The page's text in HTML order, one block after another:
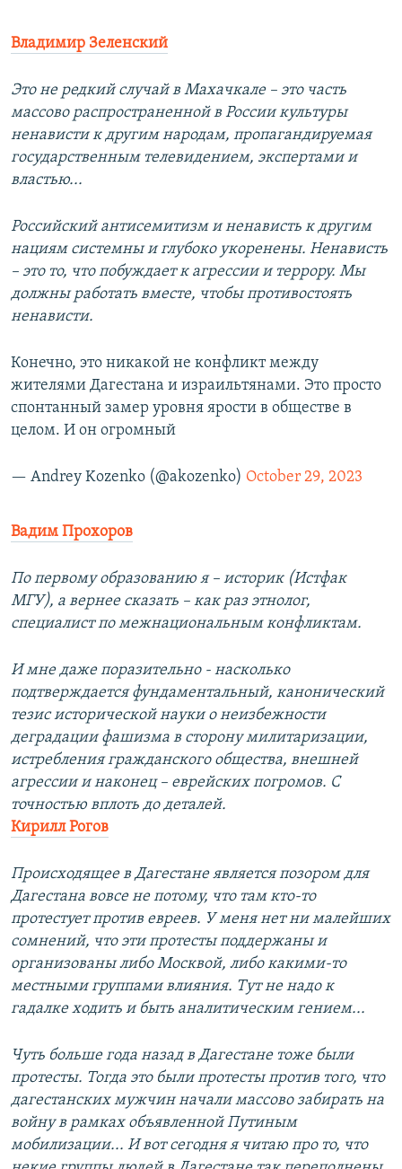
Владимир Зеленский
Это не редкий случай в Махачкале – это часть
массово распространенной в России культуры
ненависти к другим народам, пропагандируемая
государственным телевидением, экспертами и
властью...
Российский антисемитизм и ненависть к другим
нациям системны и глубоко укоренены. Ненависть
– это то, что побуждает к агрессии и террору. Мы
должны работать вместе, чтобы противостоять
ненависти.
Конечно, это никакой не конфликт между
жителями Дагестана и израильтянами. Это просто
спонтанный замер уровня ярости в обществе в
целом. И он огромный
— Andrey Kozenko (@akozenko) October 29, 2023
Вадим Прохоров
По первому образованию я – историк (Истфак
МГУ), а вернее сказать – как раз этнолог,
специалист по межнациональным конфликтам.
И мне даже поразительно - насколько
подтверждается фундаментальный, канонический
тезис исторической науки о неизбежности
деградации фашизма в сторону милитаризации,
истребления гражданского общества, внешней
агрессии и наконец – еврейских погромов. С
точностью вплоть до деталей.
Кирилл Рогов
Происходящее в Дагестане является позором для
Дагестана вовсе не потому, что там кто-то
протестует против евреев. У меня нет ни малейших
сомнений, что эти протесты поддержаны и
организованы либо Москвой, либо какими-то
местными группами влияния. Тут не надо к
гадалке ходить и быть аналитическим гением...
Чуть больше года назад в Дагестане тоже были
протесты. Тогда это были протесты против того, что
дагестанских мужчин начали массово забирать на
войну в рамках объявленной Путиным
мобилизации... И вот сегодня я читаю про то, что